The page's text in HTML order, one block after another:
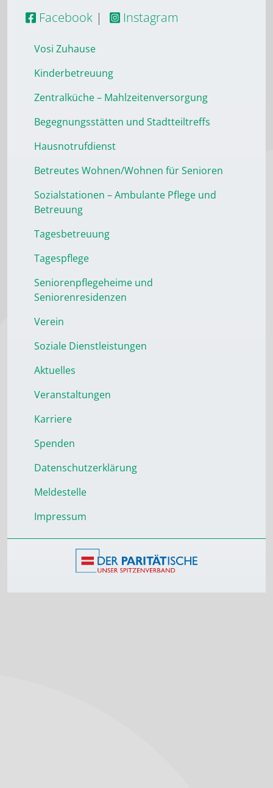
Facebook | Instagram
Vosi Zuhause
Kinderbetreuung
Zentralküche – Mahlzeitenversorgung
Begegnungsstätten und Stadtteiltreffs
Hausnotrufdienst
Betreutes Wohnen/Wohnen für Senioren
Sozialstationen – Ambulante Pflege und
Betreuung
Tagesbetreuung
Tagespflege
Seniorenpflegeheime und
Seniorenresidenzen
Verein
Soziale Dienstleistungen
Aktuelles
Veranstaltungen
Karriere
Spenden
Datenschutzerklärung
Meldestelle
Impressum